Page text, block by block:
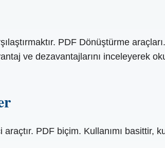
PDF Dönüştürme
ve dezavantajlarını inceleyerek
PDF biçim. Kullanımı basittir,